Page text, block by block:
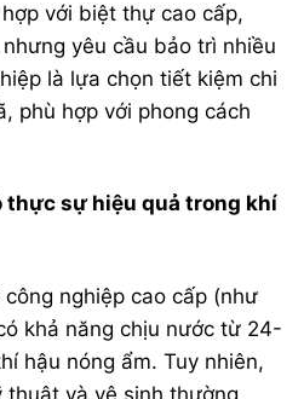
với biệt thự cao cấp,
yêu cầu bảo trì nhiều
là lựa chọn tiết kiệm chi
phù hợp với phong cách
thực sự hiệu quả trong khí
nghiệp cao cấp (như
khả năng chịu nước từ 24-
hậu nóng ẩm. Tuy nhiên,
thuật và vệ sinh thường